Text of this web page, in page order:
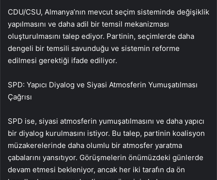
CDU/CSU, Almanya’nın mevcut seçim sisteminde değişiklik
yapılmasını ve daha adil bir temsil mekanizması
oluşturulmasını talep ediyor. Partinin, seçimlerde daha
dengeli bir temsili savunduğu ve sistemin reforme
edilmesi gerektiği ifade ediliyor.
SPD: Yapıcı Diyalog ve Siyasi Atmosferin Yumuşatılması
Çağrısı
SPD ise, siyasi atmosferin yumuşatılmasını ve daha yapıcı
bir diyalog kurulmasını istiyor. Bu talep, partinin koalisyon
müzakerelerinde daha olumlu bir atmosfer yaratma
çabalarını yansıtıyor. Görüşmelerin önümüzdeki günlerde
devam etmesi bekleniyor, ancak her iki tarafın da ön